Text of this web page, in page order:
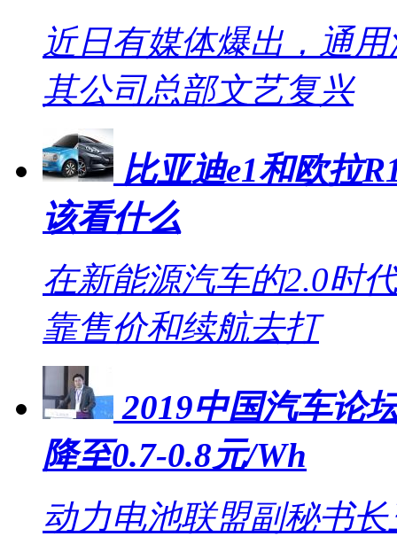
近日有媒体爆出，通
其公司总部文艺复兴
比亚迪e1和欧拉
该看什么
在新能源汽车的2.0时
靠售价和续航去打
2019中国汽车论
降至0.7-0.8元/Wh
动力电池联盟副秘书